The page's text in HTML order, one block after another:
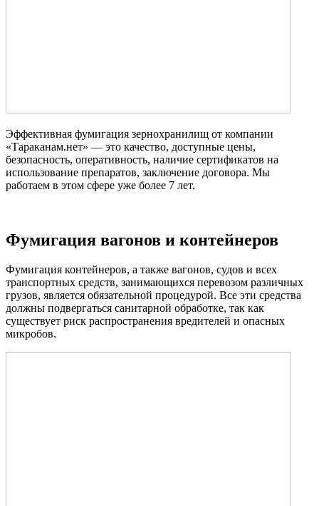
Эффективная фумигация зернохранилищ от компании
«Тараканам.нет» — это качество, доступные цены,
безопасность, оперативность, наличие сертификатов на
использование препаратов, заключение договора. Мы
работаем в этом сфере уже более 7 лет.
Фумигация вагонов и контейнеров
Фумигация контейнеров, а также вагонов, судов и всех
транспортных средств, занимающихся перевозом различных
грузов, является обязательной процедурой. Все эти средства
должны подвергаться санитарной обработке, так как
существует риск распространения вредителей и опасных
микробов.